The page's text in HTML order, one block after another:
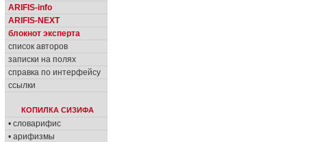
ARIFIS-info
ARIFIS-NEXT
блокнот эксперта
список авторов
записки на полях
справка по интерфейсу
ссылки
КОПИЛКА СИЗИФА
• словарифис
• арифизмы